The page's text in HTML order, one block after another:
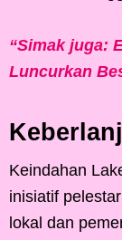
“Simak juga:
Luncurkan
Keindahan
inisiatif
lokal dan